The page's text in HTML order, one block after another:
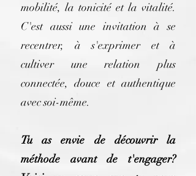
mobilité, la tonicité et la vitalité.
C'est aussi une invitation à se
recentrer, à s'exprimer et à
cultiver une relation plus
connectée, douce et authentique
avec soi-même.​
Tu as envie de découvrir la
méthode avant de t'engager?